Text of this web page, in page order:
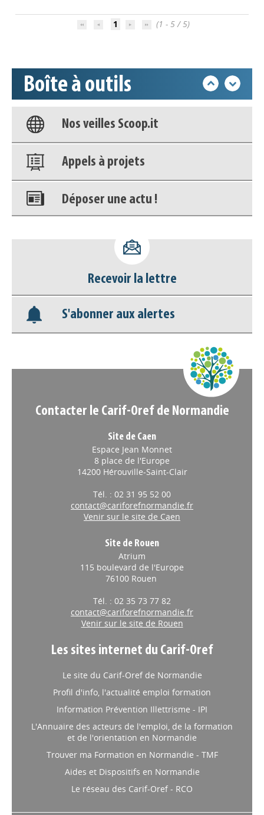
1 (1 - 5 / 5)
Boîte à outils
Accéder à son compte - (Se
Base documentaire
Nos veilles Scoop.it
Appels à projets
Déposer une actu !
Base documentaire
Nos veilles Scoop.it
Site de Caen
Espace Jean Monnet
8 place de l'Europe
Tél. : 02 31 95 52 00
contact@cariforefnormandie.fr
Site de Rouen
Atrium
115 boulevard de l'Europe
Tél. : 02 35 73 77 82
contact@cariforefnormandie.fr
L'Annuaire des acteurs de l'emploi, de la formation